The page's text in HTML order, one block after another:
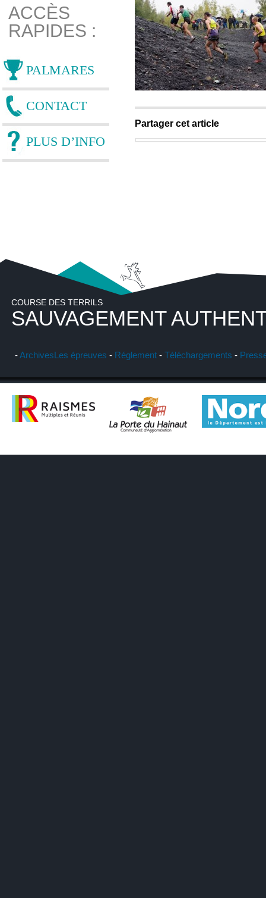
ACCÈS
RAPIDES :
PALMARES
CONTACT
PLUS D’INFO
Partager cet article
COURSE DES TERRILS
SAUVAGEMENT
-ArchivesLes épreuves - Réglement - Téléchargements -